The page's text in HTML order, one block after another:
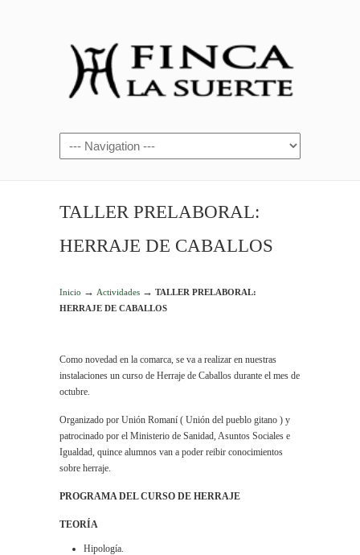
TALLER PRELABORAL:
HERRAJE DE CABALLOS
Inicio → Actividades → TALLER PRELABORAL:
HERRAJE DE CABALLOS
Como novedad en la comarca, se va a realizar en nuestras
instalaciones un curso de Herraje de Caballos durante el mes de
octubre.
Organizado por Unión Romaní ( Unión del pueblo gitano ) y
patrocinado por el Ministerio de Sanidad, Asuntos Sociales e
Igualdad, quince alumnos van a poder reibir conocimientos
sobre herraje.
PROGRAMA DEL CURSO DE HERRAJE
TEORÍA
Hipología.